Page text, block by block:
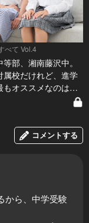
べて Vol.4
部、湘南藤沢中。
属校だけれど、進学
もオススメなのは…
コメントする
から、中学受験